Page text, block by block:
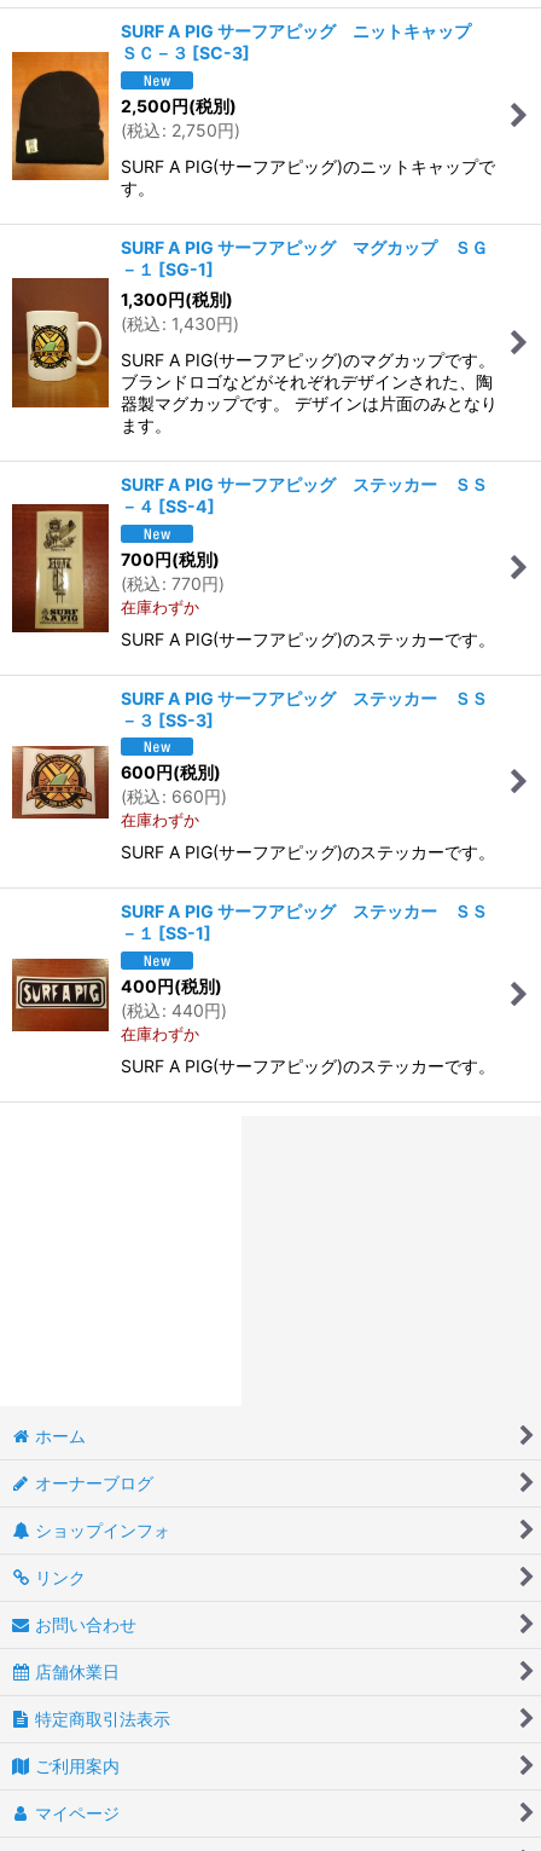
SURF A PIG サーフアピッグ ニットキャップ
ＳＣ－３ [SC-3]
2,500円(税別)
(税込: 2,750円)
SURF A PIG(サーフアピッグ)のニットキャップで
す。
SURF A PIG サーフアピッグ マグカップ ＳＧ
－１ [SG-1]
1,300円(税別)
(税込: 1,430円)
SURF A PIG(サーフアピッグ)のマグカップです。
ブランドロゴなどがそれぞれデザインされた、陶
器製マグカップです。 デザインは片面のみとなり
ます。
SURF A PIG サーフアピッグ ステッカー ＳＳ
－４ [SS-4]
700円(税別)
(税込: 770円)
在庫わずか
SURF A PIG(サーフアピッグ)のステッカーです。
SURF A PIG サーフアピッグ ステッカー ＳＳ
－３ [SS-3]
600円(税別)
(税込: 660円)
在庫わずか
SURF A PIG(サーフアピッグ)のステッカーです。
SURF A PIG サーフアピッグ ステッカー ＳＳ
－１ [SS-1]
400円(税別)
(税込: 440円)
在庫わずか
SURF A PIG(サーフアピッグ)のステッカーです。
ホーム
オーナーブログ
ショップインフォ
リンク
お問い合わせ
店舗休業日
特定商取引法表示
ご利用案内
マイページ